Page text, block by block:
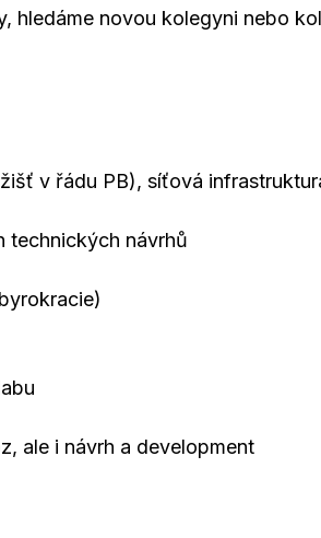
hledáme novou kolegyni nebo
v řádu PB), síťová
technických návrhů
ale i návrh a development